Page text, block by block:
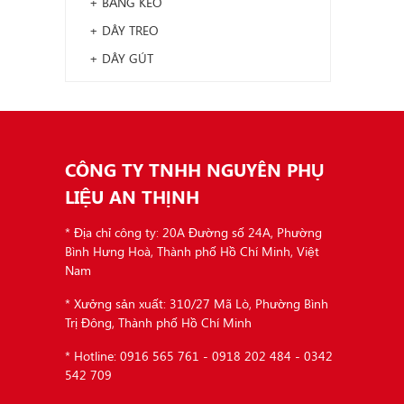
+ DÂY TREO
+ DÂY GÚT
CÔNG TY TNHH NGUYÊN PHỤ
LIỆU AN THỊNH
* Địa chỉ công ty: 20A Đường số 24A, Phường
Bình Hưng Hoà, Thành phố Hồ Chí Minh, Việt
Nam
* Xưởng sản xuất: 310/27 Mã Lò, Phường Bình
Trị Đông, Thành phố Hồ Chí Minh
* Hotline: 0916 565 761 - 0918 202 484 - 0342
542 709